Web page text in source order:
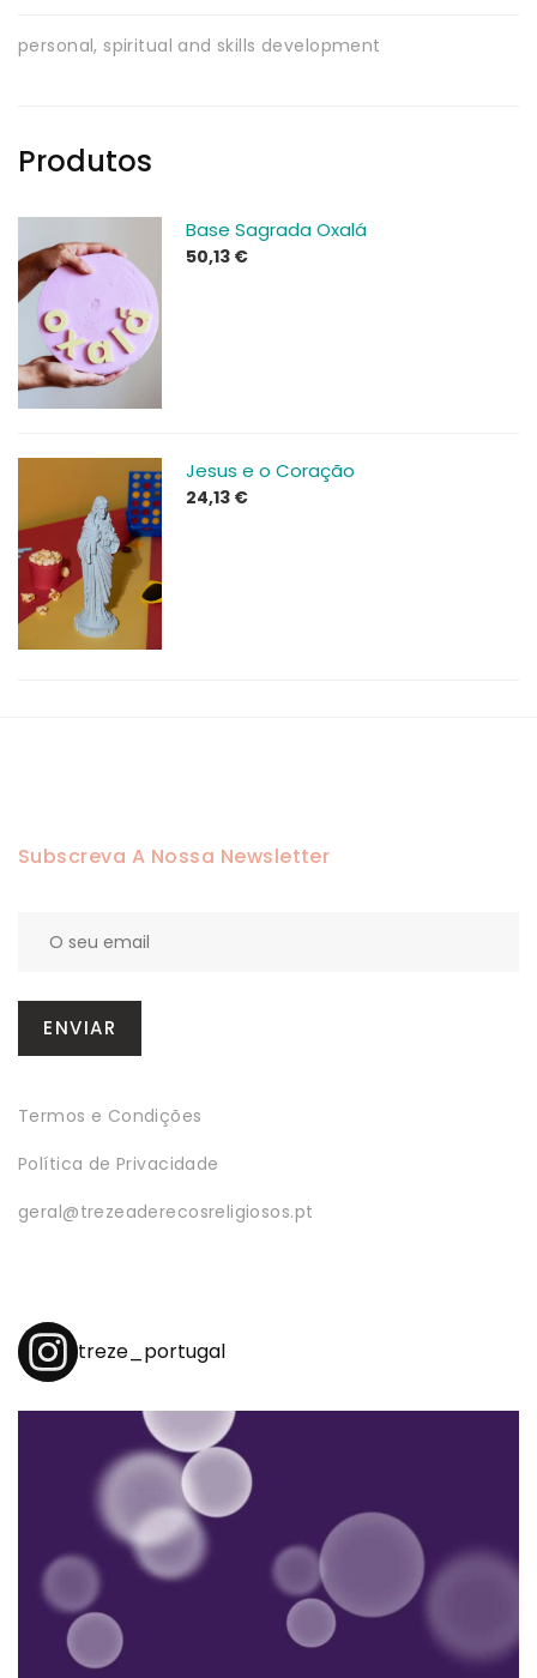
personal, spiritual and skills development
Produtos
Base Sagrada Oxalá
50,13 €
Jesus e o Coração
24,13 €
Subscreva A Nossa Newsletter
Termos e Condições
Política de Privacidade
geral@trezeaderecosreligiosos.pt
treze_portugal